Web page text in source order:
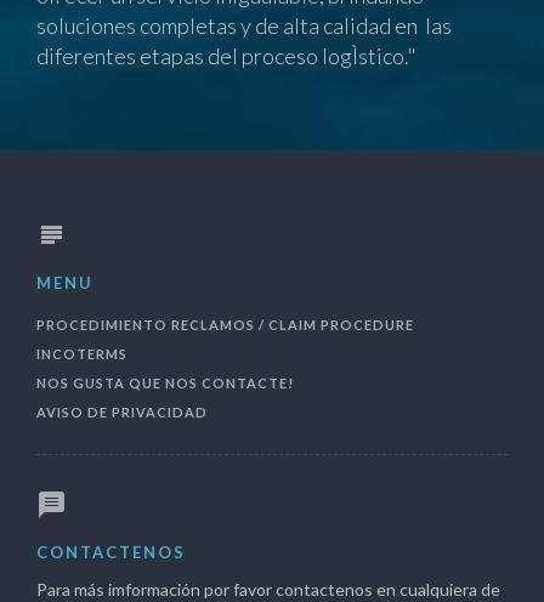
soluciones completas y de alta calidad en las
diferentes etapas del proceso logÌstico."
MENU
PROCEDIMIENTO RECLAMOS / CLAIM PROCEDURE
INCOTERMS
NOS GUSTA QUE NOS CONTACTE!
AVISO DE PRIVACIDAD
CONTACTENOS
Para más imformación por favor contactenos en cualquiera de